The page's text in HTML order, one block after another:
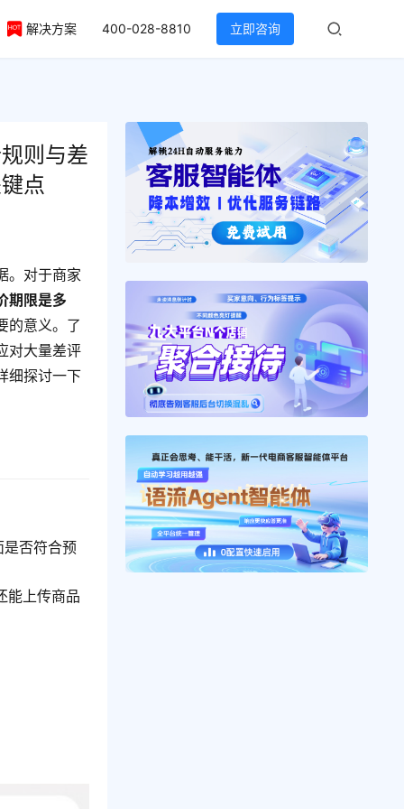
解决方案 400-028-8810 立即咨询
则与差
点
。对于商家
期限是多
的意义。了
对大量差评
细探讨一下
是否符合预
能上传商品